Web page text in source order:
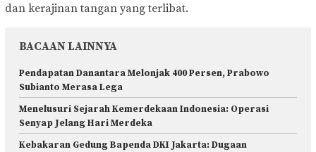
dan kerajinan tangan yang terlibat.
BACAAN LAINNYA
Pendapatan Danantara Melonjak 400 Persen, Prabowo
Subianto Merasa Lega
Menelusuri Sejarah Kemerdekaan Indonesia: Operasi
Senyap Jelang Hari Merdeka
Kebakaran Gedung Bapenda DKI Jakarta: Dugaan